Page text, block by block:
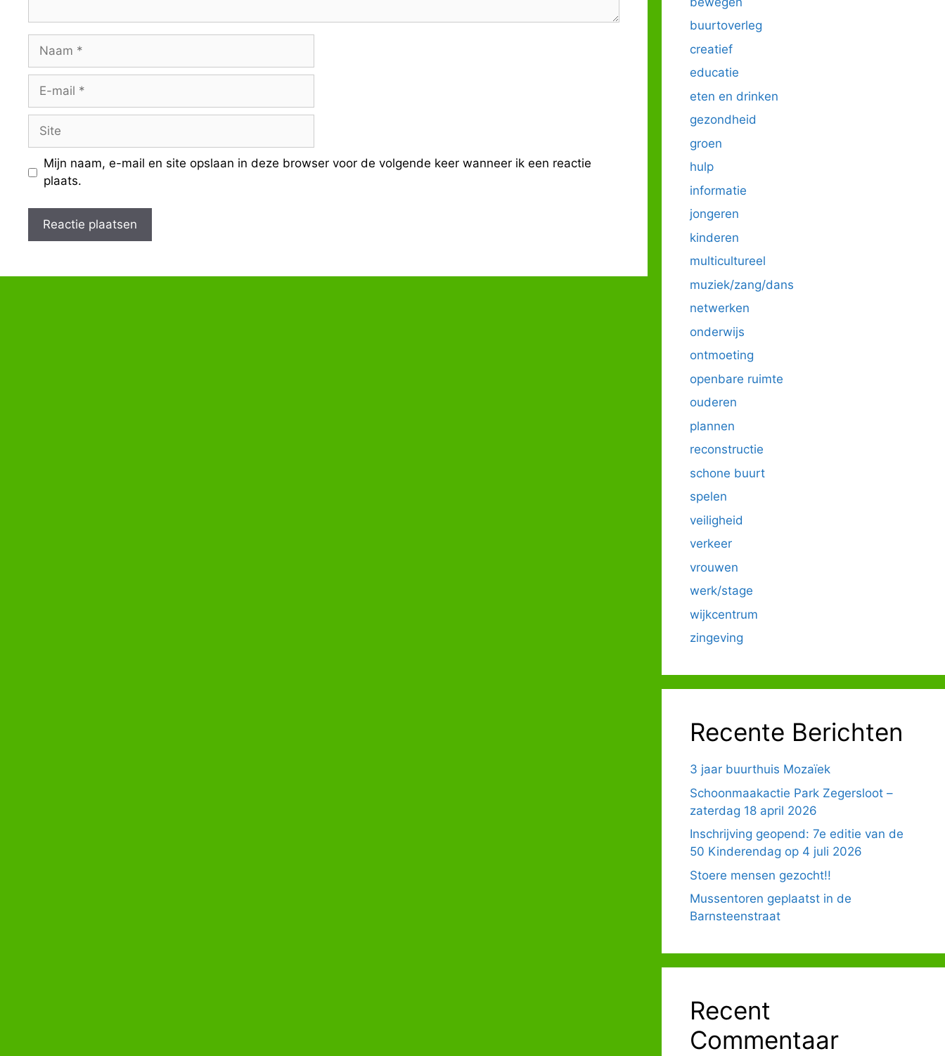
Naam
Site
Mijn naam, e-mail en site opslaan in deze browser voor de volgende keer wanneer ik een reactie
plaats.
buurtoverleg
creatief
educatie
eten en drinken
gezondheid
groen
hulp
informatie
jongeren
kinderen
multicultureel
muziek/zang/dans
netwerken
onderwijs
ontmoeting
openbare ruimte
ouderen
plannen
reconstructie
schone buurt
spelen
veiligheid
verkeer
vrouwen
werk/stage
wijkcentrum
zingeving
Recente Berichten
3 jaar buurthuis Mozaïek
Schoonmaakactie Park Zegersloot –
zaterdag 18 april 2026
Inschrijving geopend: 7e editie van de
50 Kinderendag op 4 juli 2026
Stoere mensen gezocht!!
Mussentoren geplaatst in de
Barnsteenstraat
Recent
Commentaar